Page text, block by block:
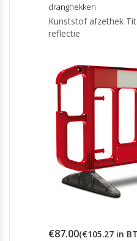
dranghekken
Kunststof afzethek
reflectie
€87.00(€105.27 in